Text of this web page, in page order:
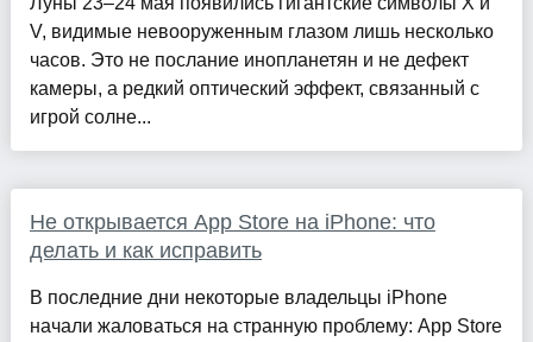
V, видимые невооруженным глазом лишь несколько
часов. Это не послание инопланетян и не дефект
камеры, а редкий оптический эффект, связанный с
игрой солне...
Не открывается App Store на iPhone: что
делать и как исправить
В последние дни некоторые владельцы iPhone
начали жаловаться на странную проблему: App Store